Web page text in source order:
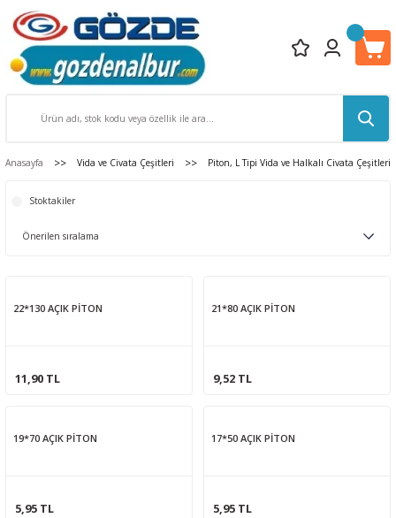
Anasayfa Vida ve Civata Çeşitleri Piton, L Tipi Vida ve Halkalı Civata Çeşitleri
Stoktakiler
22*130 AÇIK PİTON
11,90 TL
21*80 AÇIK PİTON
9,52 TL
19*70 AÇIK PİTON
5,95 TL
17*50 AÇIK PİTON
5,95 TL